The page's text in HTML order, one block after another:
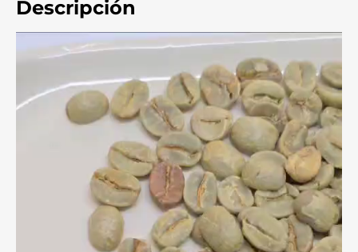
Descripción
Reproductor